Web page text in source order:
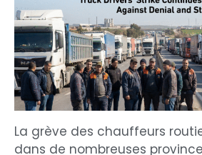
La grève des chauffeurs
dans de nombreuses